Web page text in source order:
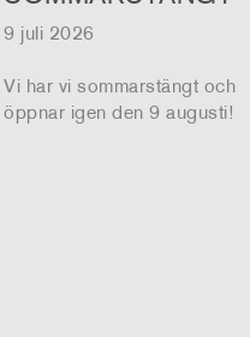
9 juli 2026
Vi har vi sommarstängt och
öppnar igen den 9 augusti!